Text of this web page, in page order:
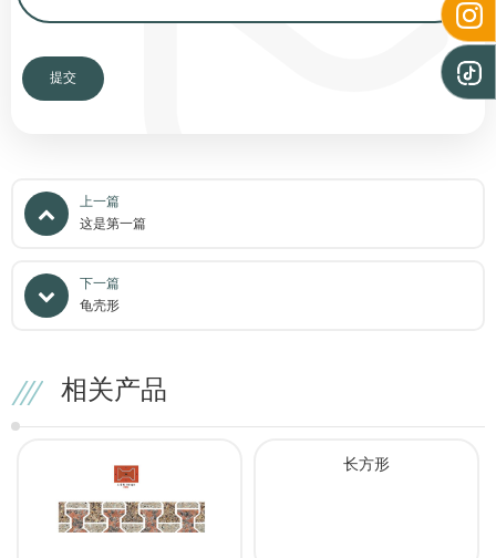
上一篇
这是第一篇
下一篇
龟壳形
相关产品
长方形